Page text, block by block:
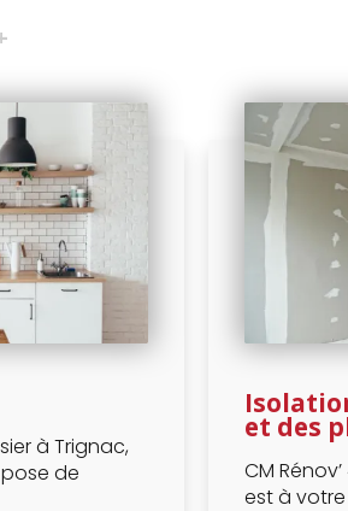
à Trignac,
de
et des
CM
est à